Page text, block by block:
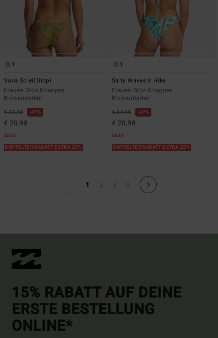
1
Vaca Soleil Dippi
Frauen Grün Knappes
Bikiniunterteil
€ 39,95 47%
€ 20,98
SALE
DOPPELTER RABATT EXTRA 25%
1
Salty Waves V Hike
Frauen Grün Knappes
Bikiniunterteil
€ 39,95 47%
€ 20,98
SALE
DOPPELTER RABATT EXTRA 25%
1
15% RABATT AUF DEINE
ERSTE BESTELLUNG
ONLINE*